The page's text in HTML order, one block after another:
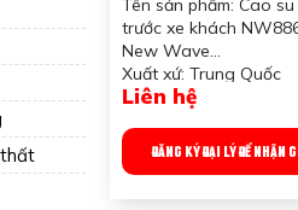
NEW WAVE - Giải
Giảm Chấn Hoàn
Hệ Thống Treo Xe
Tên sản phẩm: Cao
trước xe khách
New Wave
Xuất xứ: Trung Quốc
Ứng dụng: Dùng cho
cho thanh giò gà
Trọng lượng: 3,110
Liên hệ
ĐĂNG KÝ ĐẠI LÝ ĐỂ NHẬN